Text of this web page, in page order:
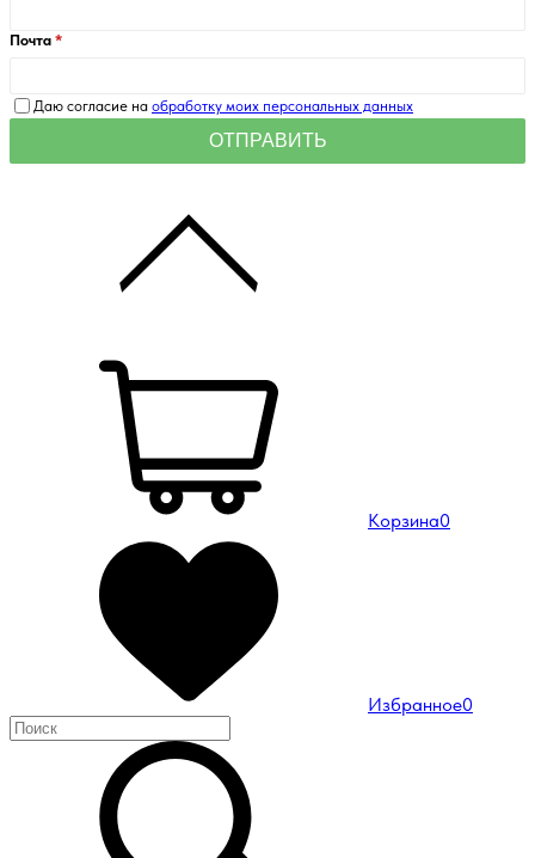
Почта
Даю согласие на обработку моих персональных данных
Корзина0
Избранное0